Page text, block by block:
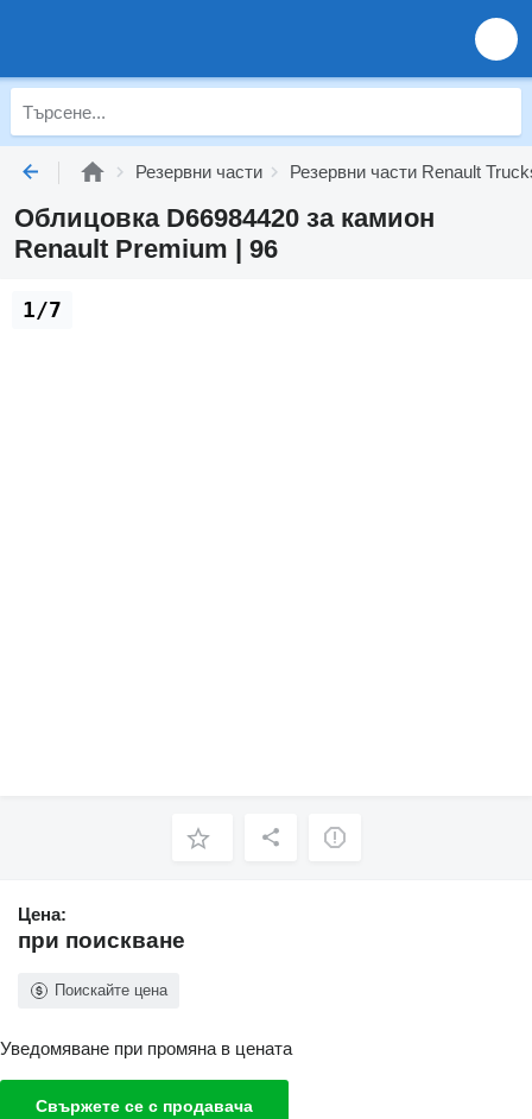
Резервни части Резервни части Renault
Облицовка D66984420 за камион
Renault Premium | 96
1/7
Цена:
при поискване
Поискайте цена
Уведомяване при промяна в цената
Свържете се с продавача